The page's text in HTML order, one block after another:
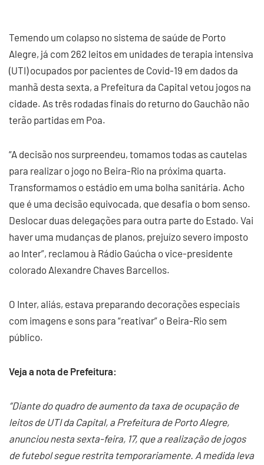
Temendo um colapso no sistema de saúde de Porto
Alegre, já com 262 leitos em unidades de terapia intensiva
(UTI) ocupados por pacientes de Covid-19 em dados da
manhã desta sexta, a Prefeitura da Capital vetou jogos na
cidade. As três rodadas finais do returno do Gauchão não
terão partidas em Poa.
“A decisão nos surpreendeu, tomamos todas as cautelas
para realizar o jogo no Beira-Rio na próxima quarta.
Transformamos o estádio em uma bolha sanitária. Acho
que é uma decisão equivocada, que desafia o bom senso.
Deslocar duas delegações para outra parte do Estado. Vai
haver uma mudanças de planos, prejuízo severo imposto
ao Inter”, reclamou à Rádio Gaúcha o vice-presidente
colorado Alexandre Chaves Barcellos.
O Inter, aliás, estava preparando decorações especiais
com imagens e sons para “reativar” o Beira-Rio sem
público.
Veja a nota de Prefeitura:
“Diante do quadro de aumento da taxa de ocupação de
leitos de UTI da Capital, a Prefeitura de Porto Alegre,
anunciou nesta sexta-feira, 17, que a realização de jogos
de futebol segue restrita temporariamente. A medida leva